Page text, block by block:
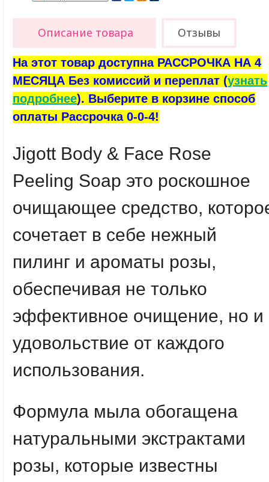
Описание товара Отзывы
На этот товар доступна РАССРОЧКА НА 4
МЕСЯЦА Без комиссий и переплат (узнать
подробнее). Выберите в корзине способ
оплаты Рассрочка 0-0-4!
Jigott Body & Face Rose
Peeling Soap это роскошное
очищающее средство,
сочетает в себе нежный
пилинг и ароматы розы,
обеспечивая не только
эффективное очищение, но и
удовольствие от каждого
использования.
Формула мыла обогащена
натуральными экстрактами
розы, которые известны